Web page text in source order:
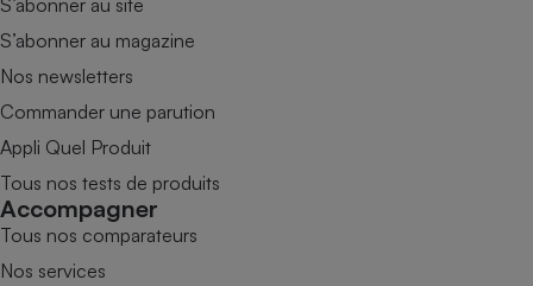
S’abonner au magazine
Nos newsletters
Commander une parution
Appli Quel Produit
Tous nos tests de produits
Accompagner
Tous nos comparateurs
Nos services